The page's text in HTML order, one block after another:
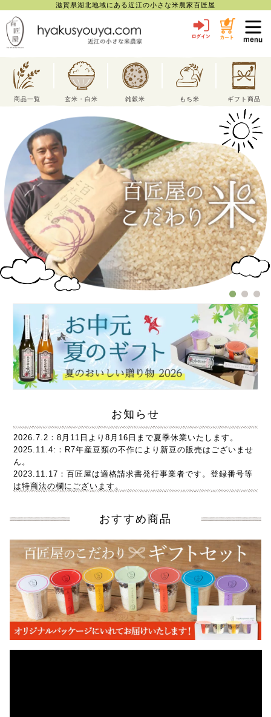
滋賀県湖北地域にある近江の小さな米農家百匠屋
商品一覧 玄米・白米 雑穀米 もち米 ギフト商品
お知らせ
2026.7.2：8月11日より8月16日まで夏季休業いたします。
2025.11.4:：R7年産豆類の不作により新豆の販売はございませ
ん。
2023.11.17：百匠屋は適格請求書発行事業者です。登録番号等
は特商法の欄にございます。
おすすめ商品